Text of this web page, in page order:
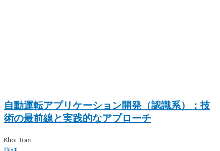
自動運転アプリケーション開発（認識系）：技
術の最前線と実践的なアプローチ
Khoi Tran